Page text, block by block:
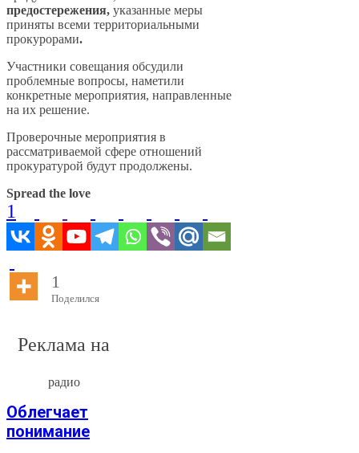
предостережения, указанные меры
приняты всеми территориальными
прокурорами.
Участники совещания обсудили
проблемные вопросы, наметили
конкретные мероприятия, направленные
на их решение.
Проверочные мероприятия в
рассматриваемой сфере отношений
прокуратурой будут продолжены.
Spread the love
1
1
Поделился
Реклама на
радио
Облегчает
понимание